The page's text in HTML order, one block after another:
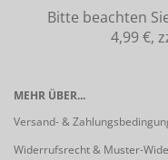
Bitte beachten Sie
4,99 €,
MEHR ÜBER...
Versand- &
Widerrufsrecht & Muster-